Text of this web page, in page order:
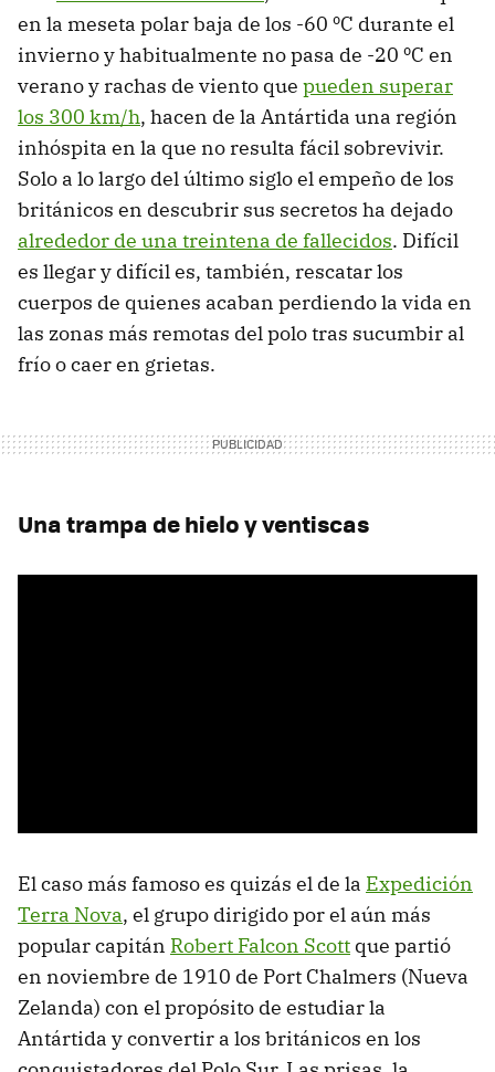
en la meseta polar baja de los -60 ºC durante el
invierno y habitualmente no pasa de -20 ºC en
verano y rachas de viento que pueden superar
los 300 km/h, hacen de la Antártida una región
inhóspita en la que no resulta fácil sobrevivir.
Solo a lo largo del último siglo el empeño de los
británicos en descubrir sus secretos ha dejado
alrededor de una treintena de fallecidos. Difícil
es llegar y difícil es, también, rescatar los
cuerpos de quienes acaban perdiendo la vida en
las zonas más remotas del polo tras sucumbir al
frío o caer en grietas.
Una trampa de hielo y ventiscas
El caso más famoso es quizás el de la Expedición
Terra Nova, el grupo dirigido por el aún más
popular capitán Robert Falcon Scott que partió
en noviembre de 1910 de Port Chalmers (Nueva
Zelanda) con el propósito de estudiar la
Antártida y convertir a los británicos en los